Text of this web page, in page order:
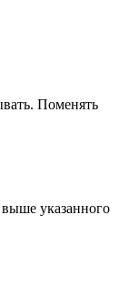
Поменять
указанного